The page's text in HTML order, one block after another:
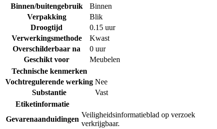
Binnen/buitengebruik
Binnen
Verpakking
Blik
Droogtijd
0.15 uur
Verwerkingsmethode
Kwast
Overschilderbaar na
0 uur
Geschikt voor
Meubelen
Technische kenmerken
Vochtregulerende werking Nee
Substantie
Vast
Etiketinformatie
Gevarenaanduidingen
Veiligheidsinformatieblad op verzoek
verkrijgbaar.